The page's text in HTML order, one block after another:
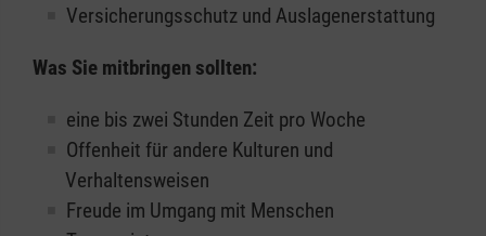
Versicherungsschutz und Auslagenerstattung
Was Sie mitbringen sollten:
eine bis zwei Stunden Zeit pro Woche
Offenheit für andere Kulturen und
Verhaltensweisen
Freude im Umgang mit Menschen